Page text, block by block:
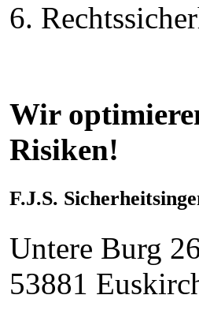
Wir
Risiken!
F.J.S.
Untere Burg
53881